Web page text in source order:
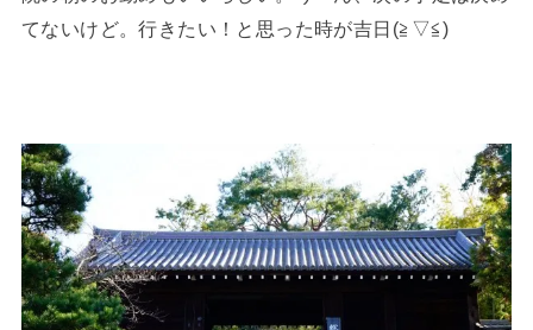
てないけど。行きたい！と思った時が吉日(≧▽≦)